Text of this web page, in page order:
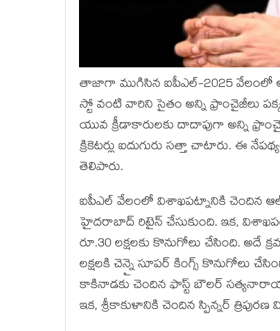
తాజాగా ముగిసిన ఐపీఎల్-2025 వేలంలో
స్టో వంటి వారిని సైతం అన్ని ఫ్రాంచైజీలు
యువ క్రీడాకారులకు దాదాపుగా అన్ని
క్రికెటర్లు ఐదుగురు సత్తా చాటారు. ఈ
తెలిపారు.
ఐపీఎల్ వేలంలో విశాఖపట్నానికి చెందిన
హైదరాబాద్ రిటైన్ చేసుకుంది. ఇక,
రూ.30 లక్షలకు కొనుగోలు చేసింది. అదే
లక్షలకి చెన్నై సూపర్ కింగ్స్ కొనుగోలు
కాకినాడకు చెందిన ఫాస్ట్ బౌలర్
ఇక, శ్రీకాకుళానికి చెందిన స్పిన్నర్